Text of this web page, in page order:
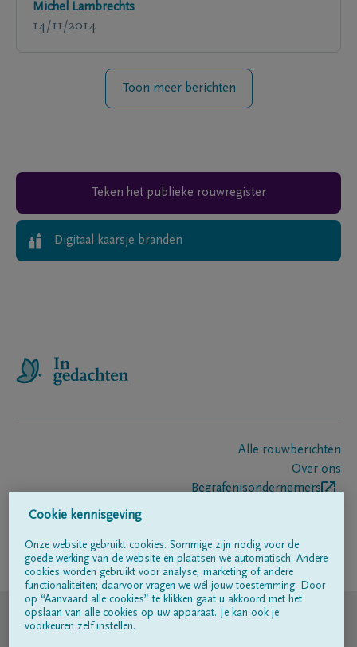
Michel Lambrechts
14/11/2014
Toon meer berichten
Teken het publieke rouwregister
Digitaal kaarsje branden
Alle rouwberichten
Over ons
Begrafenisondernemers
Volg ons op
© DELA
Cookie kennisgeving
Onze website gebruikt cookies. Sommige zijn nodig voor de
goede werking van de website en plaatsen we automatisch. Andere
cookies worden gebruikt voor analyse, marketing of andere
functionaliteiten; daarvoor vragen we wél jouw toestemming. Door
op “Aanvaard alle cookies” te klikken gaat u akkoord met het
opslaan van alle cookies op uw apparaat. Je kan ook je
voorkeuren zelf instellen.